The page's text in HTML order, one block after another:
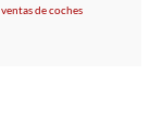
ventas de coches